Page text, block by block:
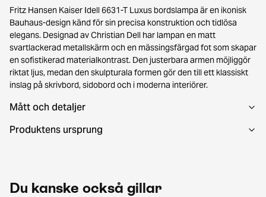
Fritz Hansen Kaiser Idell 6631-T Luxus bordslampa är en ikonisk
Bauhaus-design känd för sin precisa konstruktion och tidlösa
elegans. Designad av Christian Dell har lampan en matt
svartlackerad metallskärm och en mässingsfärgad fot som skapar
en sofistikerad materialkontrast. Den justerbara armen möjliggör
riktat ljus, medan den skulpturala formen gör den till ett klassiskt
inslag på skrivbord, sidobord och i moderna interiörer.
Mått och detaljer
Produktens ursprung
Du kanske också gillar